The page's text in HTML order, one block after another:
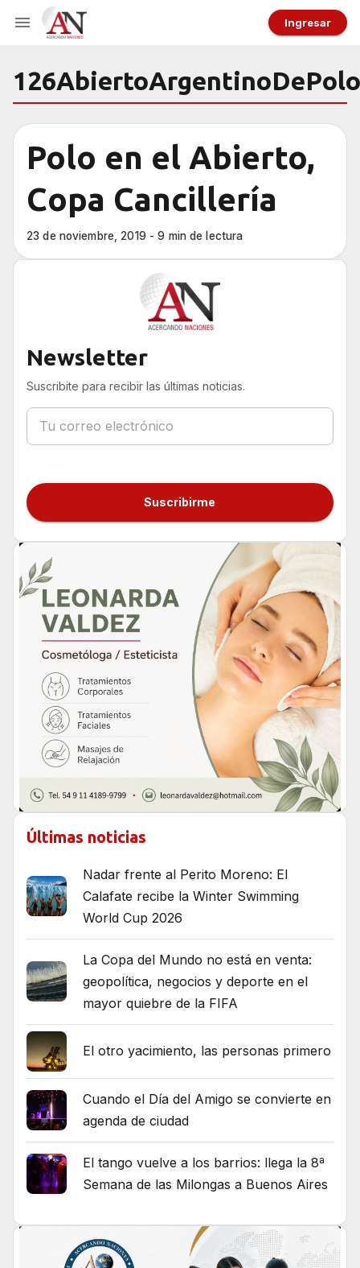
Ingresar
Polo en el Abierto,
Copa Cancillería
23 de noviembre, 2019 - 9 min de lectura
Newsletter
Suscribite para recibir las últimas noticias.
Suscribirme
Últimas noticias
Nadar frente al Perito Moreno: El
Calafate recibe la Winter Swimming
World Cup 2026
La Copa del Mundo no está en venta:
geopolítica, negocios y deporte en el
mayor quiebre de la FIFA
El otro yacimiento, las personas primero
Cuando el Día del Amigo se convierte en
agenda de ciudad
El tango vuelve a los barrios: llega la 8ª
Semana de las Milongas a Buenos Aires